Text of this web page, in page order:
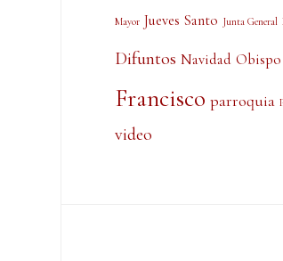
Mayor Jueves Santo Junta General
Difuntos Navidad Obispo
Francisco parroquia
video